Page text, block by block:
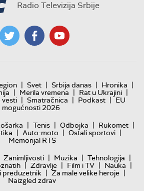
Radio Televizija Srbije
| Svet | Srbija danas | Hronika |
| Merila vremena | Rat u Ukrajini |
vesti | Smatračnica | Podkast | EU
mogućnosti 2026
| Tenis | Odbojka | Rukomet |
| Auto-moto | Ostali sportovi |
Memorijal RTS
Zanimljivosti | Muzika | Tehnologija |
| Zdravlje | Film i TV | Nauka |
preduzetnik | Za male velike heroje |
Naizgled zdrav